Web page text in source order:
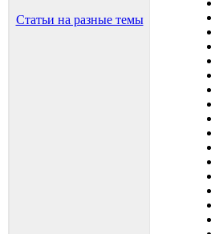
Статьи на разные темы